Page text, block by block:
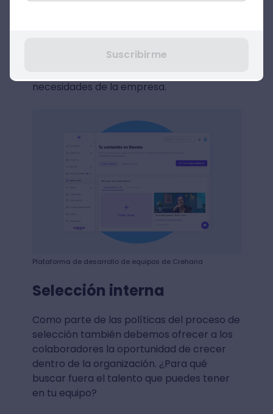
armar contenido personalizado para
necesidades de la empresa.
Plataforma de desarrollo de equipos de Crehana
Selección interna
Como parte de las políticas del proceso de
selección también debemos ofrecer a los
colaboradores la oportunidad de crecer
dentro de la organización. ¿Para qué
buscar fuera el talento que puedes tener
en tu equipo?
Suscribirme